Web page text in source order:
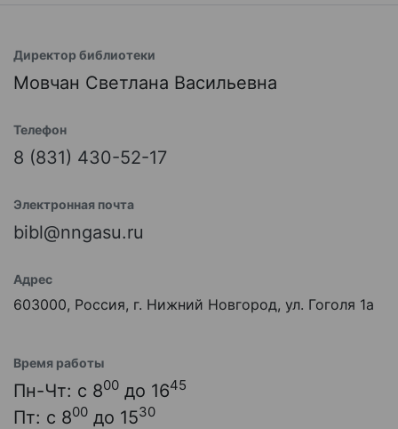
Директор библиотеки
Мовчан Светлана Васильевна
Телефон
8 (831) 430-52-17
Электронная почта
bibl@nngasu.ru
Адрес
603000, Россия, г. Нижний Новгород, ул. Гоголя 1а
Время работы
Пн-Чт: с 800 до 1645
Пт: с 800 до 1530